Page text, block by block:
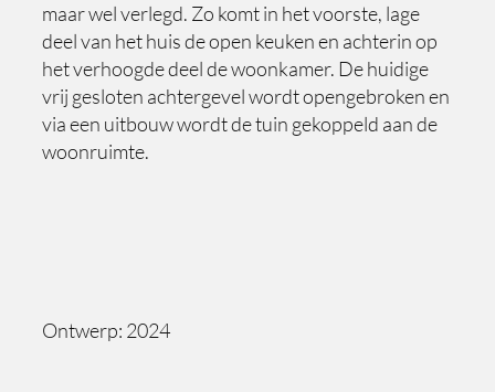
maar wel verlegd. Zo komt in het voorste, lage
deel van het huis de open keuken en achterin op
het verhoogde deel de woonkamer. De huidige
vrij gesloten achtergevel wordt opengebroken en
via een uitbouw wordt de tuin gekoppeld aan de
woonruimte.
Ontwerp: 2024